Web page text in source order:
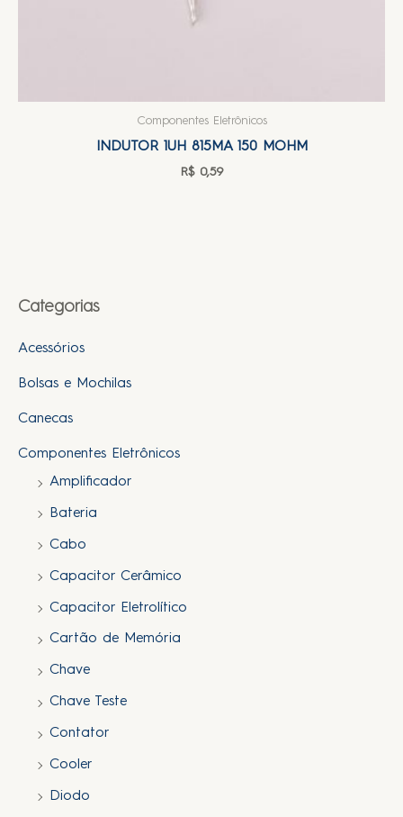
Categorias
Acessórios
Bolsas e Mochilas
Canecas
Componentes Eletrônicos
Amplificador
Bateria
Cabo
Capacitor Cerâmico
Capacitor Eletrolítico
Cartão de Memória
Chave
Chave Teste
Contator
Cooler
Diodo
Componentes Eletrônicos
INDUTOR 1UH 815MA 150 MOHM
R$0,59